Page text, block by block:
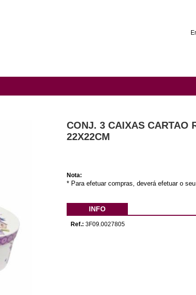
CONJ. 3 CAIXAS CARTAO
22X22CM
Nota:
* Para efetuar compras, deverá efetuar o
INFO
Ref.: 3F09.0027805